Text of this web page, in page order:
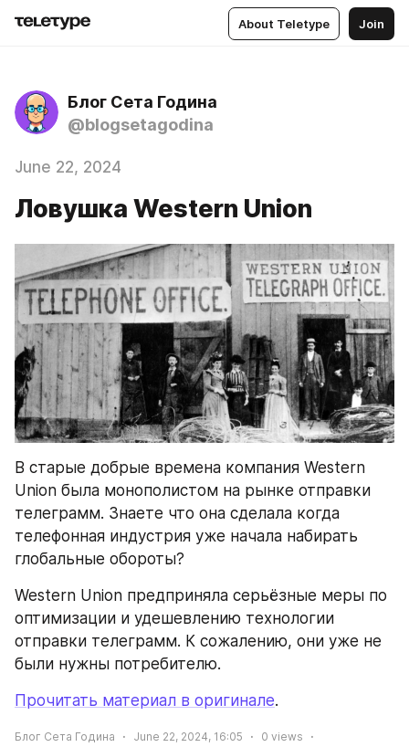
About Teletype Join
Блог Сета Година
@blogsetagodina
June 22, 2024
Ловушка Western Union
В старые добрые времена компания Western
Union была монополистом на рынке отправки
телеграмм. Знаете что она сделала когда
телефонная индустрия уже начала набирать
глобальные обороты?
Western Union предприняла серьёзные меры по
оптимизации и удешевлению технологии
отправки телеграмм. К сожалению, они уже не
были нужны потребителю.
Прочитать материал в оригинале.
Блог Сета Година June 22, 2024, 16:05 0 views